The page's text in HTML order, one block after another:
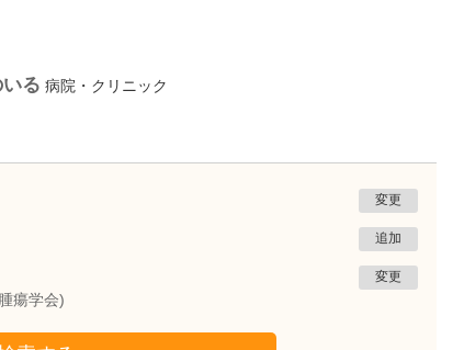
る 病院・クリニック
変更
追加
瘍学会)
変更